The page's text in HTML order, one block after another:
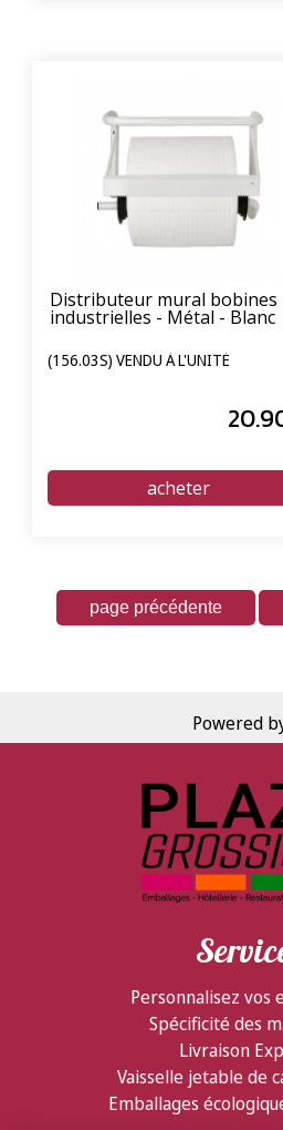
Distributeur mural bobines
industrielles - Métal - Blanc
(156.03S) VENDU À L'UNITÉ
20
Powered
Personnalisez vos
Spécificité des
Livraison
Vaisselle jetable de
Emballages